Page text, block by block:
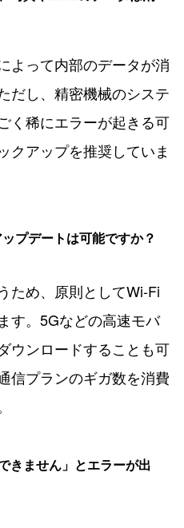
よって内部のデータが消
だし、精密機械のシステ
く稀にエラーが起きる可
クアップを推奨していま
プデートは可能ですか？
ため、原則としてWi-Fi
す。5Gなどの高速モバ
ウンロードすることも可
信プランのギガ数を消費
きません」とエラーが出